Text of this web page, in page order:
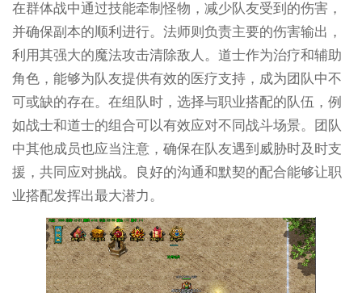
在群体战中通过技能牵制怪物，减少队友受到的伤害，
并确保副本的顺利进行。法师则负责主要的伤害输出，
利用其强大的魔法攻击清除敌人。道士作为治疗和辅助
角色，能够为队友提供有效的医疗支持，成为团队中不
可或缺的存在。在组队时，选择与职业搭配的队伍，例
如战士和道士的组合可以有效应对不同战斗场景。团队
中其他成员也应当注意，确保在队友遇到威胁时及时支
援，共同应对挑战。良好的沟通和默契的配合能够让职
业搭配发挥出最大潜力。